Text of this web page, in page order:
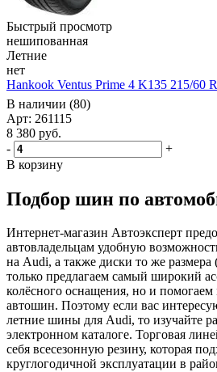
Быстрый просмотр
нешипованная
Летние
нет
Hankook Ventus Prime 4 K135 215/60
В наличии (80)
Арт: 261115
8 380 руб.
-
+
В корзину
Подбор шин по
Интернет-магазин Автоэксперт
автовладельцам удобную
на Audi, а также диски то же
только предлагаем самый широкий
колёсного оснащения, но и
автошин. Поэтому если вас
летние шины для Audi, то изучайте
электронном каталоге. Торговая
себя всесезонную резину, которая
круглогодичной эксплуатации в